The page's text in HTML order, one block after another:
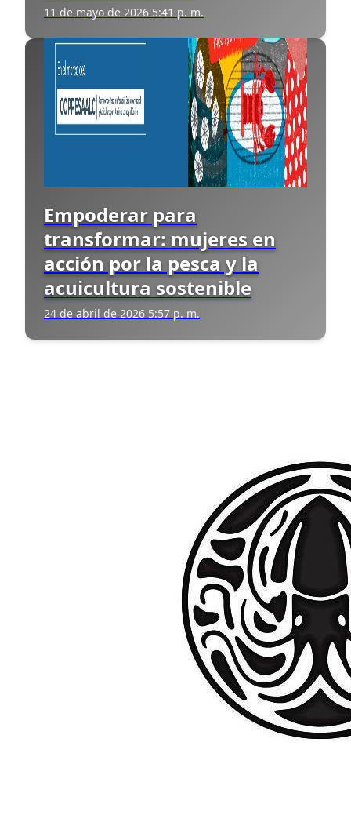
11 de mayo de 2026 5:41 p. m.
Empoderar para
transformar: mujeres en
acción por la pesca y la
acuicultura sostenible
24 de abril de 2026 5:57 p. m.